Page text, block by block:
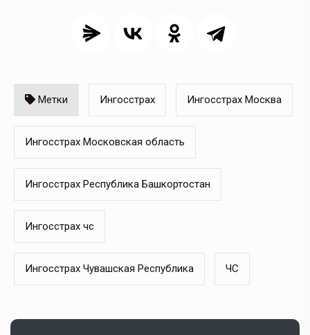
Метки Ингосстрах Ингосстрах Москва
Ингосстрах Московская область
Ингосстрах Республика Башкортостан
Ингосстрах чс
Ингосстрах Чувашская Республика ЧС